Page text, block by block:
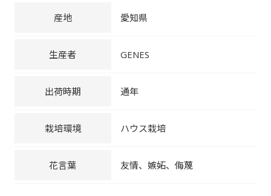
産地 愛知県
生産者 GENES
出荷時期 通年
栽培環境 ハウス栽培
花言葉 友情、嫉妬、侮蔑